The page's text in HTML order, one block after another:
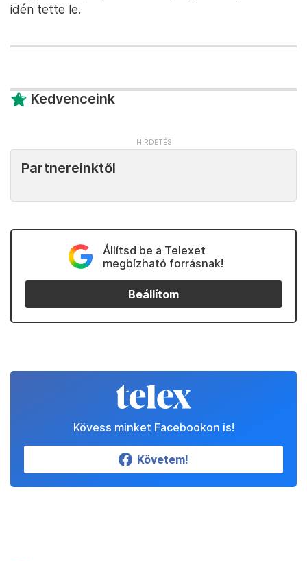
idén tette le.
Kedvenceink
Partnereinktől
Állítsd be a Telexet
megbízható forrásnak!
Beállítom
Kövess minket Facebookon is!
Követem!